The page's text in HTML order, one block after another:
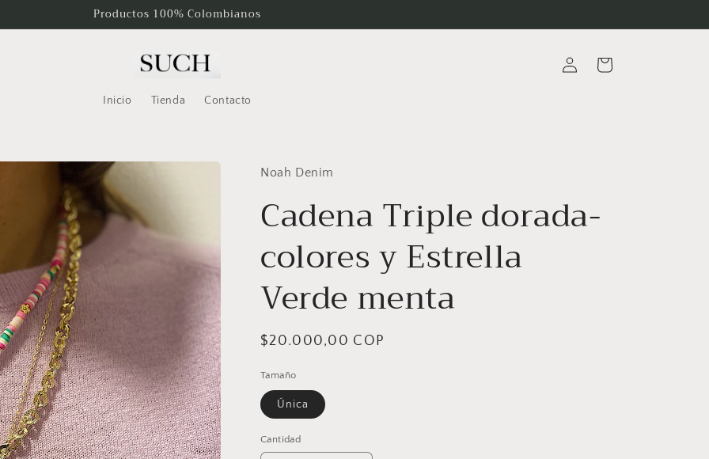
Productos 100% Colombianos
Inicio Tienda Contacto
sesión
Carrito
Noah Denim
Cadena Triple dorada-
colores y Estrella
Verde menta
Precio
$20.000,00 COP
Tamaño
Única
Cantidad